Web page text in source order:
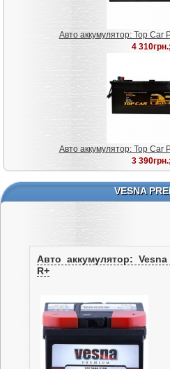
Авто аккумулятор: Top Car
4 310грн.;
Авто аккумулятор: Top Car
3 390грн.;
VESNA
Авто аккумулятор:
R+